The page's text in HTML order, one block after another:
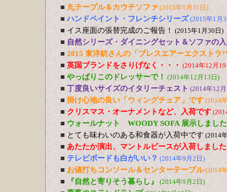
■ 丸テーブル＆カウチソファ (2015年1月31日)
■ ハンドペイント・フレンチシリーズ (2015年1月
■ イス座面の張替完成のご報告！ (2015年1月30日)
■ 自然シリーズ・ダイニングセット＆ソファの
■ 2015 東洋紡さんの「ブレスエアーエクスト
■ 英国ブランドをさりげなく・・・ (2014年12月
■ やっぱりこのドレッサーで！ (2014年12月13日)
■ 丁度良いサイズのイタリーチェスト (2014年12
■ 掛け心地の良い「ウィングチェア」です (2014
■ クリスマス・オーナメントなど、入荷です
■ ウォールナット WOODY SOFA 展示しました
■ とても味わいのある和食器が入荷中です (2014
■ あたたか演出、マントルピースが入荷しまし
■ テレビボードも白がいい？ (2014年9月2日)
■ お値打ちコンソール＆センターテーブル(2014
■ 『自然と寄りそう暮らし』 (2014年9月2日)